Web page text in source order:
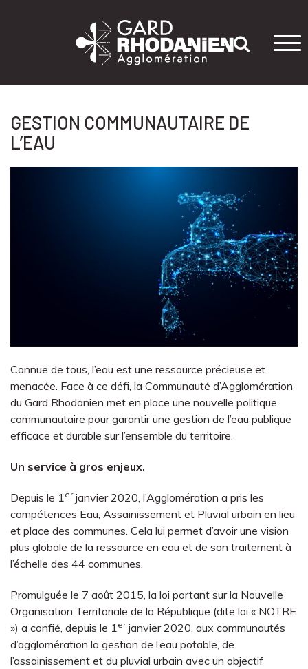
GESTION COMMUNAUTAIRE DE
L’EAU
Connue de tous, l’eau est une ressource précieuse et
menacée. Face à ce défi, la Communauté d’Agglomération
du Gard Rhodanien met en place une nouvelle politique
communautaire pour garantir une gestion de l’eau publique
efficace et durable sur l’ensemble du territoire.
Un service à gros enjeux.
Depuis le 1erjanvier 2020, l’Agglomération a pris les
compétences Eau, Assainissement et Pluvial urbain en lieu
et place des communes. Cela lui permet d’avoir une vision
plus globale de la ressource en eau et de son traitement à
l’échelle des 44 communes.
Promulguée le 7 août 2015, la loi portant sur la Nouvelle
Organisation Territoriale de la République (dite loi « NOTRE
») a confié, depuis le 1erjanvier 2020, aux communautés
d’agglomération la gestion de l’eau potable, de
l’assainissement et du pluvial urbain avec un objectif